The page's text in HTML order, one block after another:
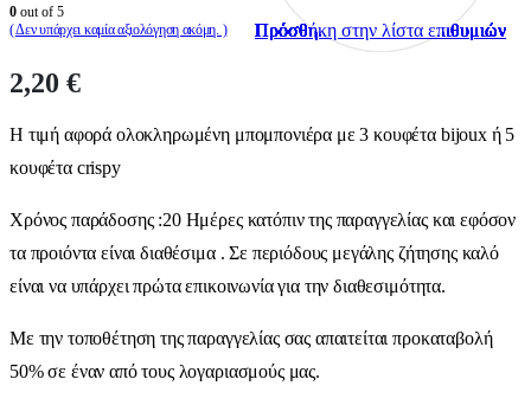
0 out of 5
( Δεν υπάρχει καμία αξιολόγηση ακόμη. )
2,20 €
Η τιμή αφορά ολοκληρωμένη μπομπονιέρα με 3 κουφέτα bijoux ή 5
κουφέτα crispy
Χρόνος παράδοσης :20 Ημέρες κατόπιν της παραγγελίας και εφόσον
τα προιόντα είναι διαθέσιμα . Σε περιόδους μεγάλης ζήτησης καλό
είναι να υπάρχει πρώτα επικοινωνία για την διαθεσιμότητα.
Με την τοποθέτηση της παραγγελίας σας απαιτείται προκαταβολή
50% σε έναν από τους λογαριασμούς μας.
Πρόσθήκη στην λίστα επιθυμιών
Πρόσθήκη στην λίστα επιθυμιών
Πρόσθήκη στην λίστα επιθυμιών
Πρόσθήκη στην λίστα επιθυμιών
Πρόσθήκη στην λίστα επιθυμιών
Πρόσθήκη στην λίστα επιθυμιών
Πρόσθήκη στην λίστα επιθυμιών
Πρόσθήκη στην λίστα επιθυμιών
Πρόσθήκη στην λίστα επιθυμιών
Πρόσθήκη στην λίστα επιθυμιών